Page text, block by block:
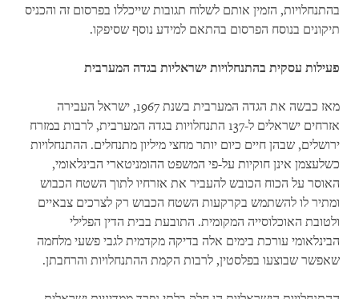
בהתנחלויות, הזמין אותם לשלוח תגובות שייכללו בפרסום זה והכניס
תיקונים בנוסח הפרסום בהתאם למידע נוסף שסיפקו.
פעילות עסקית בהתנחלויות ישראליות בגדה המערבית
מאז כבשה את הגדה המערבית בשנת 1967, ישראל העבירה
אזרחים ישראלים ל-137 התנחלויות בגדה המערבית, לרבות במזרח
ירושלים, שבהן חיים כיום יותר מחצי מיליון מתנחלים. ההתנחלויות
כשלעצמן אינן חוקיות על-פי המשפט ההומניטארי הבינלאומי,
האוסר על הכוח הכובש להעביר את אזרחיו לתוך השטח הכבוש
ומתיר לו להשתמש בקרקעות השטח הכבוש רק לצרכים צבאיים
ולטובת האוכלוסייה המקומית. התובעת בבית הדין הפלילי
הבינלאומי עורכת בימים אלה בדיקה מקדמית לגבי פשעי מלחמה
שאפשר שבוצעו בפלסטין, לרבות הקמת ההתנחלויות והרחבתן.